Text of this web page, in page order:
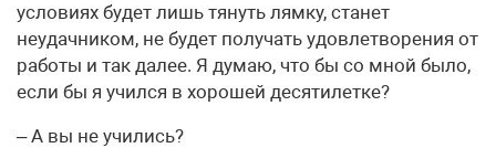
условиях будет лишь тянуть лямку, станет
неудачником, не будет получать удовлетворения от
работы и так далее. Я думаю, что бы со мной было,
если бы я учился в хорошей десятилетке?
– А вы не учились?